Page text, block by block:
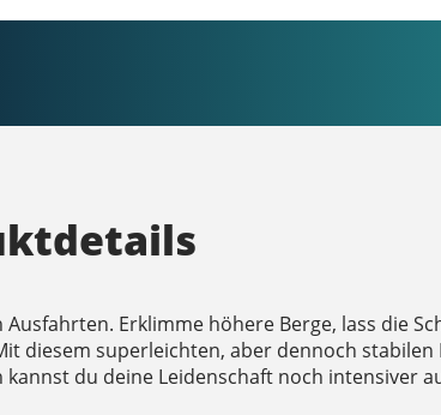
Ausfahrten. Erklimme höhere Berge, lass die
diesem superleichten, aber dennoch
kannst du deine Leidenschaft noch intensiver